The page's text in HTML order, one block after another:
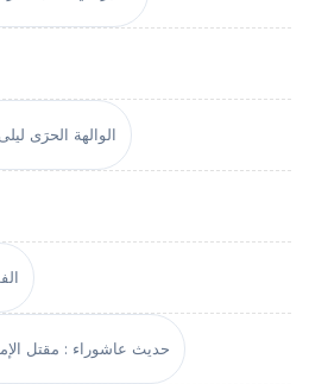
الوالهة الحرَى
حديث عاشوراء : مقتل